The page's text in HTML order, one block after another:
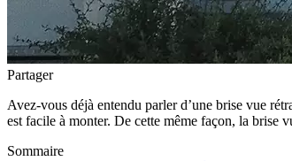
Partager
Avez-vous déjà entendu parler d’une brise vue
est facile à monter. De cette même façon, la brise
Sommaire